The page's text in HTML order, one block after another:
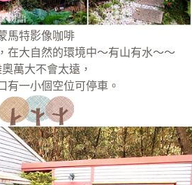
馬特影像咖啡
在大自然的環境中～有山有水～～
萬大不會太遠，
有一小個空位可停車。